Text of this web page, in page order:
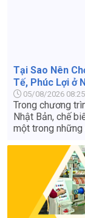
Tại Sao Nên
Tế, Phúc Lợi ở
05/08/2026 08:25
Trong chương
Nhật Bản, chế
một trong
nhiều ưu thế